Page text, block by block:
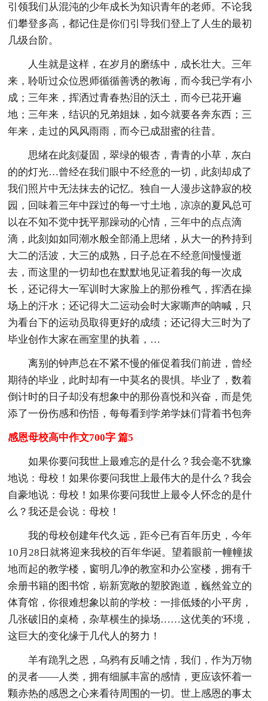
引领我们从混沌的少年成长为知识青年的老师。不论我
们攀登多高，都记住是你们引导我们登上了人生的最初
几级台阶。
人生就是这样，在岁月的磨练中，成长壮大。三年
来，聆听过众位恩师循循善诱的教诲，而今我已学有小
成；三年来，挥洒过青春热泪的沃土，而今已花开遍
地；三年来，结识的兄弟姐妹，如今就要各奔东西；三
年来，走过的风风雨雨，而今已成甜蜜的往昔。
思绪在此刻凝固，翠绿的银杏，青青的小草，灰白
的的灯光…曾经在我们眼中不经意的一切，此刻却成了
我们照片中无法抹去的记忆。独自一人漫步这静寂的校
园，回味着三年中踩过的每一寸土地，凉凉的夏风总可
以在不知不觉中抚平那躁动的心情，三年中的点点滴
滴，此刻如如同潮水般全部涌上思绪，从大一的矜持到
大二的活波，大三的成熟，日子总在不经意间慢慢逝
去，而这里的一切却也在默默地见证着我的每一次成
长，还记得大一军训时大家脸上的那份稚气，挥洒在操
场上的汗水；还记得大二运动会时大家嘶声的呐喊，只
为看台下的运动员取得更好的成绩；还记得大三时为了
毕业创作大家在画室里的执着，…
离别的钟声总在不紧不慢的催促着我们前进，曾经
期待的毕业，此时却有一中莫名的畏惧。毕业了，数着
倒计时的日子却没有想象中的那份喜悦和兴奋，而是凭
添了一份伤感和伤悟，每每看到学弟学妹们背着书包奔
感恩母校高中作文700字 篇5
如果你要问我世上最难忘的是什么？我会毫不犹豫
地说：母校！如果你要问我世上最伟大的是什么？我会
自豪地说：母校！如果你要问我世上最令人怀念的是什
么？我还是会说：母校！
我的母校创建年代久远，距今已有百年历史，今年
10月28日就将迎来我校的百年华诞。望着眼前一幢幢拔
地而起的教学楼，窗明几净的教室和办公室楼，拥有千
余册书籍的图书馆，崭新宽敞的塑胶跑道，巍然耸立的
体育馆，你很难想象以前的学校：一排低矮的小平房，
几张破旧的桌椅，杂草横生的操场……这优美的'环境，
这巨大的变化缘于几代人的努力！
羊有跪乳之恩，乌鸦有反哺之情，我们，作为万物
的灵者——人类，拥有细腻丰富的感情，更应该怀着一
颗赤热的感恩之心来看待周围的一切。世上感恩的事太